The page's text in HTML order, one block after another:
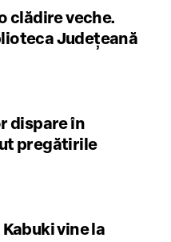
clădire veche.
Județeană
dispare în
pregătirile
vine la